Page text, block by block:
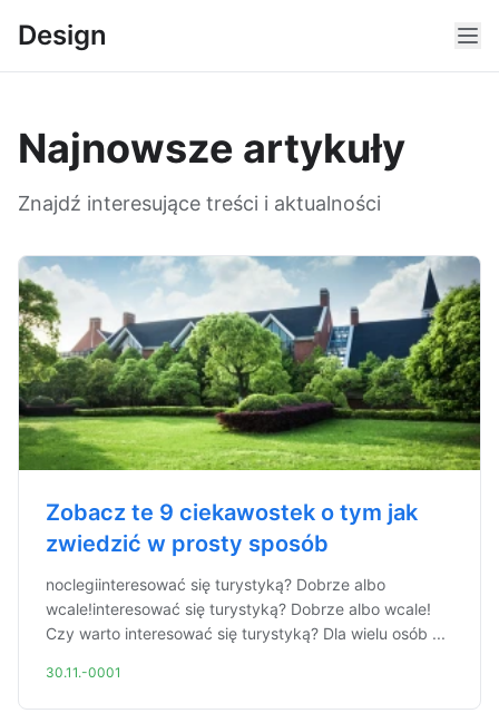
Design
Najnowsze artykuły
Znajdź interesujące treści i aktualności
Zobacz te 9 ciekawostek o tym jak
zwiedzić w prosty sposób
noclegiinteresować się turystyką? Dobrze albo
wcale!interesować się turystyką? Dobrze albo wcale!
Czy warto interesować się turystyką? Dla wielu osób ...
30.11.-0001